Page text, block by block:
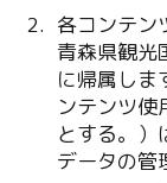
各コンテン
青森県観光
に帰属しま
ンテンツ使
とする。）
データの管